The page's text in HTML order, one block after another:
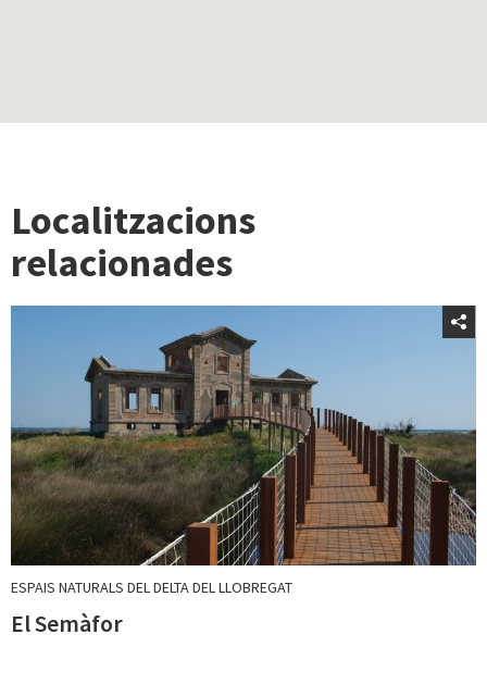
Localitzacions
relacionades
ESPAIS NATURALS DEL DELTA DEL LLOBREGAT
El Semàfor